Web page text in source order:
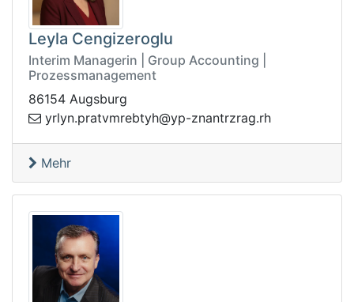
Leyla Cengizeroglu
Interim Managerin | Group Accounting |
Prozessmanagement
86154 Augsburg
hr.garzrtnanz-py@hytbermv
tarp.nylry
Mehr